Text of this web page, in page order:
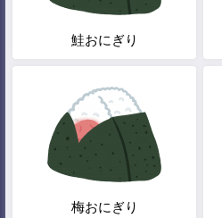
鮭おにぎり
梅おにぎり